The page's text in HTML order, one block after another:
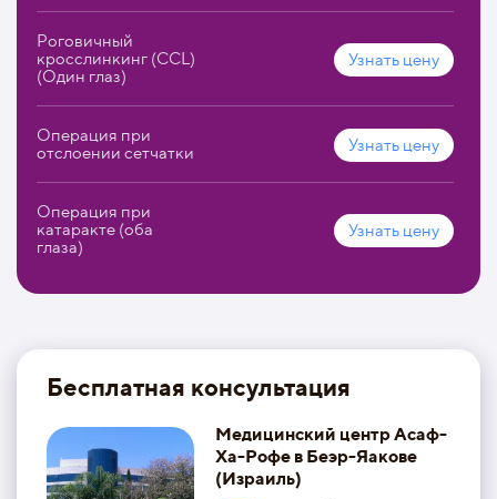
Роговичный
кросслинкинг (CCL)
(Один глаз)
Узнать цену
Операция при
отслоении сетчатки
Узнать цену
Операция при
катаракте (оба
глаза)
Узнать цену
Бесплатная консультация
Медицинский центр Асаф-
Ха-Рофе в Беэр-Яакове
(Израиль)